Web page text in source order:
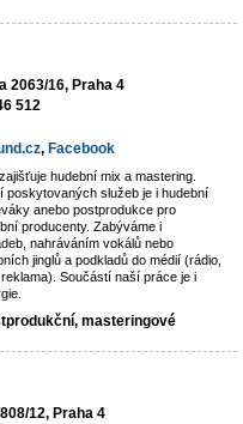
2063/16, Praha 4
512
, Facebook
hudební mix a mastering.
poskytovaných služeb je i hudební
anebo postprodukce pro
producenty. Zabýváme i
nahráváním vokálů nebo
jinglů a podkladů do médií (rádio,
Součástí naší práce je i
masteringové
12, Praha 4